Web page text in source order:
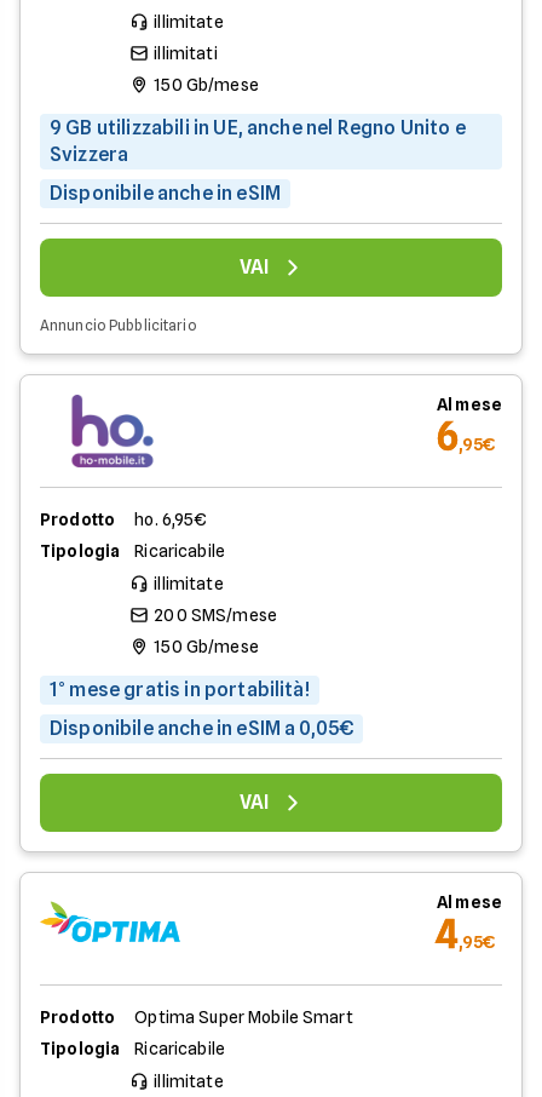
illimitate
illimitati
150 Gb/mese
9 GB utilizzabili in UE, anche nel Regno Unito e
Svizzera
Disponibile anche in eSIM
VAI
Annuncio Pubblicitario
Al mese
6,95€
Prodotto
ho. 6,95€
Tipologia
Ricaricabile
illimitate
200 SMS/mese
150 Gb/mese
1° mese gratis in portabilità!
Disponibile anche in eSIM a 0,05€
VAI
Al mese
4,95€
Prodotto
Optima Super Mobile Smart
Tipologia
Ricaricabile
illimitate